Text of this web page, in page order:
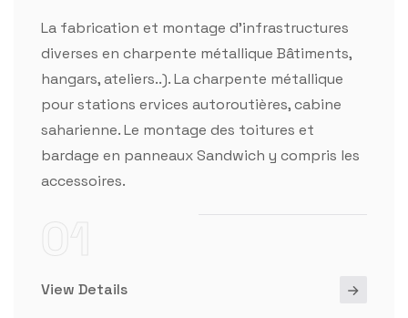
La fabrication et montage d'infrastructures
diverses en charpente métallique Bâtiments,
hangars, ateliers..). La charpente métallique
pour stations ervices autoroutières, cabine
saharienne. Le montage des toitures et
bardage en panneaux Sandwich y compris les
accessoires.
View Details